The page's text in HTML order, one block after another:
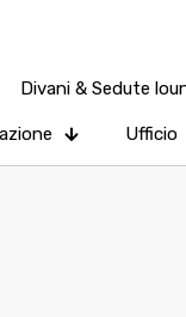
Divani & Sedute
Ufficio